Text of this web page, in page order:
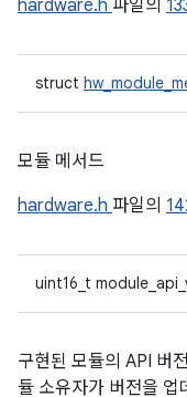
hardware.h 파일의
struct
모듈 메서드
hardware.h 파일의
uint16_t
구현된 모듈의 API 버
듈 소유자가 버전을 업